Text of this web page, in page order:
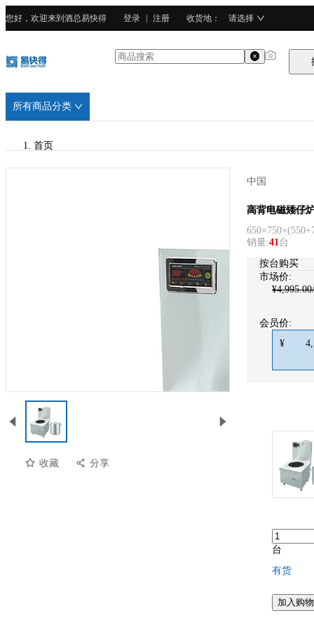
您好，欢迎来到酒总易快得 登录 注册 收货地 ： 请选择
所有商品分类
首页
收藏 分享
中国
HECMAC海克
高背电磁矮仔
销量:41台
按台购买
市场价:
¥4,995.00
会员价:
¥
台
有货
加入购